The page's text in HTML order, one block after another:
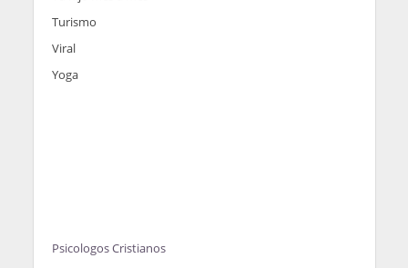
Turismo
Viral
Yoga
Psicologos Cristianos